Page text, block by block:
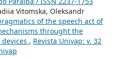
Vitomska, Oleksandr
of the speech act of
throught the
, Revista Univap: v. 32